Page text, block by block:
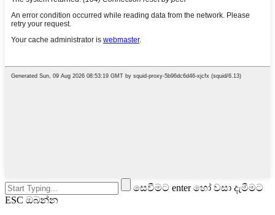
සෙවීමට enter හෝ වසා දැමීමට
ESC ඔබන්න